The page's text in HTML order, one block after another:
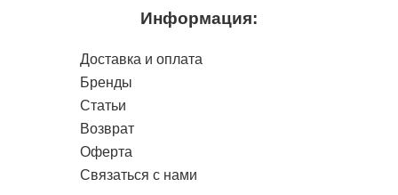
Информация:
Доставка и оплата
Бренды
Статьи
Возврат
Оферта
Связаться с нами